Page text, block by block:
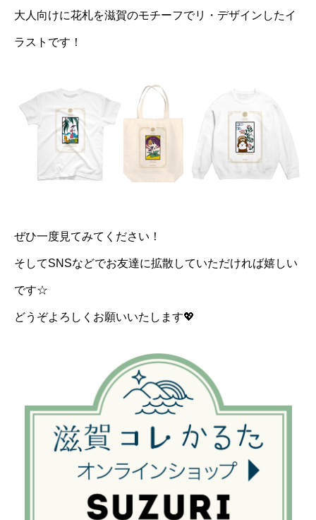
大人向けに花札を滋賀のモチーフでリ・デザインしたイ
ラストです！
ぜひ一度見てみてください！
そしてSNSなどでお友達に拡散していただければ嬉しい
です☆
どうぞよろしくお願いいたします💖